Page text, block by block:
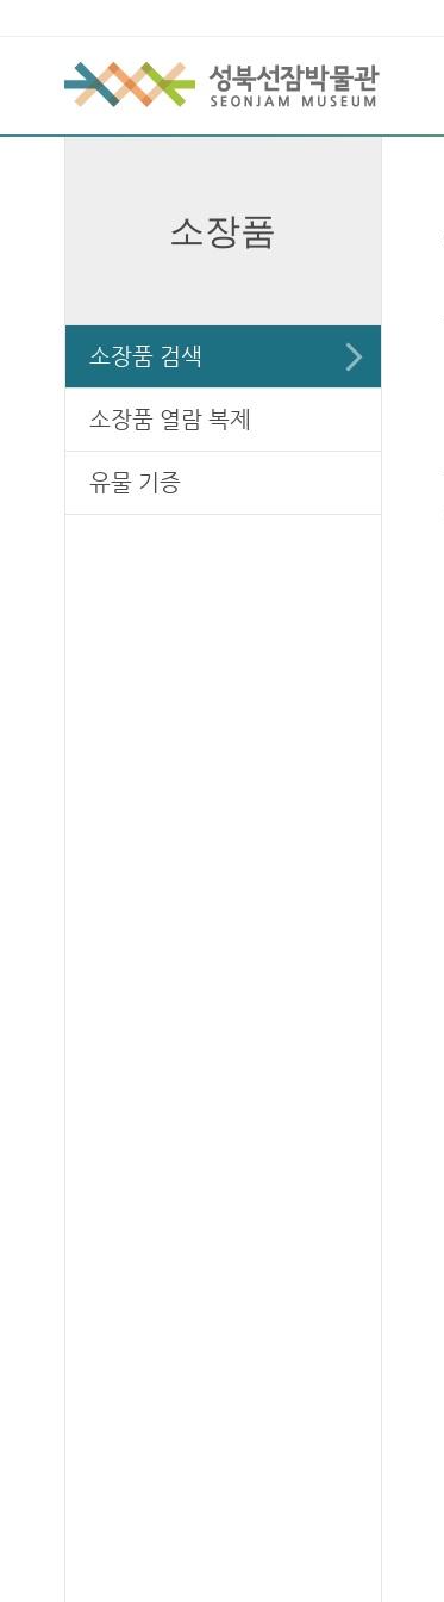
소장품
소장품 검색
소장품 열람 복제
유물 기증